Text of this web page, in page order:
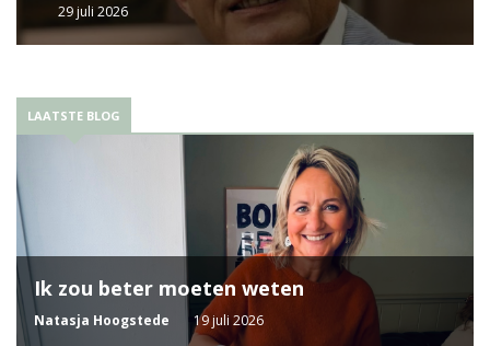
29 juli 2026
LAATSTE BLOG
Ik zou beter moeten weten
Natasja Hoogstede 19 juli 2026